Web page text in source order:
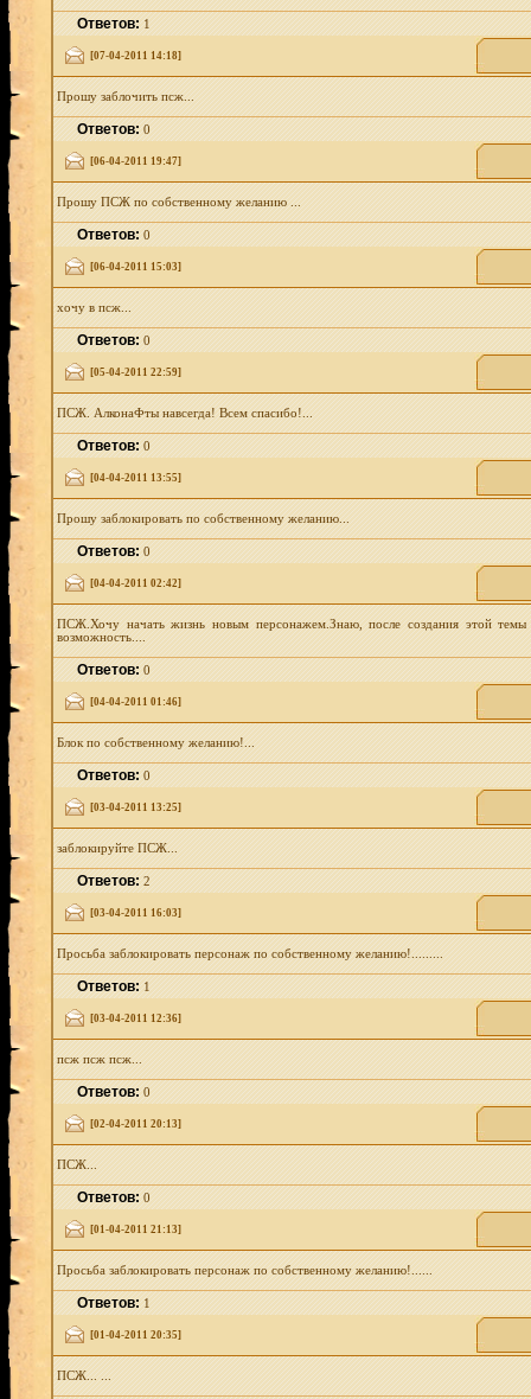
Ответов:1
[07-04-2011 14:18]
Прошу заблочить псж...
Ответов:0
[06-04-2011 19:47]
Прошу ПСЖ по собственному желанию ...
Ответов:0
[06-04-2011 15:03]
хочу в псж...
Ответов:0
[05-04-2011 22:59]
ПСЖ. АлконаФты навсегда! Всем спасибо!...
Ответов:0
[04-04-2011 13:55]
Прошу заблокировать по собственному желанию...
Ответов:0
[04-04-2011 02:42]
ПСЖ.Хочу начать жизнь новым персонажем.Знаю, после создания этой
возможность....
Ответов:0
[04-04-2011 01:46]
Блок по собственному желанию!...
Ответов:0
[03-04-2011 13:25]
заблокируйте ПСЖ...
Ответов:2
[03-04-2011 16:03]
Просьба заблокировать персонаж по собственному желанию!.........
Ответов:1
[03-04-2011 12:36]
псж псж псж...
Ответов:0
[02-04-2011 20:13]
ПСЖ...
Ответов:0
[01-04-2011 21:13]
Просьба заблокировать персонаж по собственному желанию!......
Ответов:1
[01-04-2011 20:35]
ПСЖ... ...